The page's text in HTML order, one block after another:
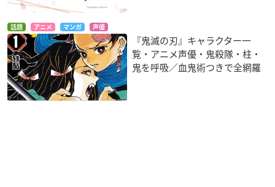
話題 アニメ マンガ 声優
『鬼滅の刃』キャラクター一
覧・アニメ声優・鬼殺隊・柱・
鬼を呼吸／血鬼術つきで全網羅